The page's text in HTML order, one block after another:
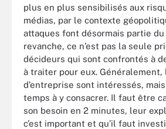
plus en plus sensibilisés aux
médias, par le contexte
attaques font désormais partie du
revanche, ce n’est pas la seule
décideurs qui sont confrontés à
à traiter pour eux.
d’entreprise sont intéressés, mais
temps à y consacrer. Il faut être
son besoin en 2 minutes, leur
c’est important et qu’il faut